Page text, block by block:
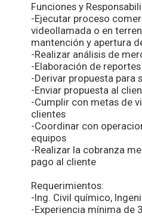
Funciones y
-Ejecutar proceso
videollamada o en
mantención y apertura
-Realizar análisis de
-Elaboración de reportes
-Derivar propuesta para
-Enviar propuesta al
-Cumplir con metas de
clientes
-Coordinar con
equipos
-Realizar la cobranza
pago al cliente
Requerimientos:
-Ing. Civil químico,
-Experiencia mínima de